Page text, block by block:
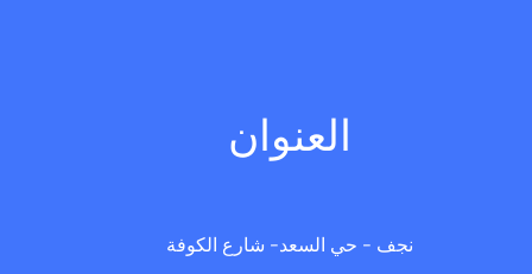
العنوان
نجف - حي السعد- شارع الكوفة